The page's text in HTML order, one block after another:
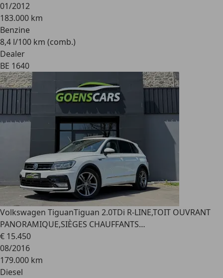
01/2012
183.000 km
Benzine
8,4 l/100 km (comb.)
Dealer
BE 1640
Volkswagen TiguanTiguan 2.0TDi R-LINE,TOIT OUVRANT
PANORAMIQUE,SIÈGES CHAUFFANTS…
€ 15.450
08/2016
179.000 km
Diesel